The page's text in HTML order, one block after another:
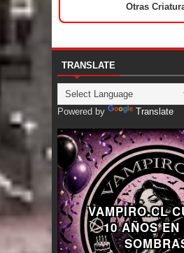
Otras
TRANSLATE
Powered by Translate
VAMPIRO.CL
10 AÑOS